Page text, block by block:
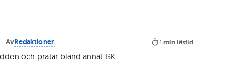
AvRedaktionen 1 min lästid
och pratar bland annat ISK.